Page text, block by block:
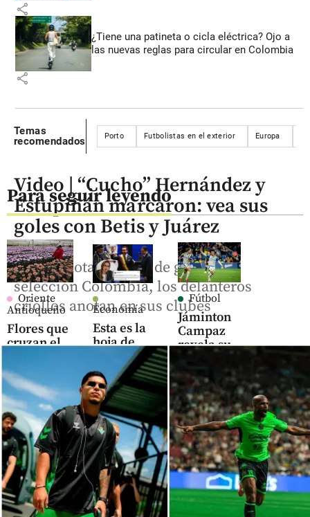
share
¿Tiene una patineta o cicla eléctrica? Ojo a
las nuevas reglas para circular en Colombia
share
Temas
recomendados
Porto Futbolistas en el exterior Europa
Para seguir leyendo
Oriente
Antioqueño
Flores que
cruzan el
es el
negocio
que mueve
US$ 380
millones
en el
Oriente
antioqueño
share
Economía
Esta es la
hoja de
ruta que
los
gremios
entregan
al
Gobierno
De la
Espriella
para
reactivar
la
economía
Fútbol
Jáminton
Campaz
revela su
futuro tras
brillar en
Argentina:
“Quiero
salir por la
puerta
grande”
share
Video | “Cucho” Hernández y
Estupiñán marcaron: vea sus
goles con Betis y Juárez
Ante la notable falta de gol en la
selección Colombia, los delanteros
criollos anotan en sus clubes